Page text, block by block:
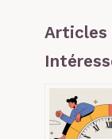
Articles